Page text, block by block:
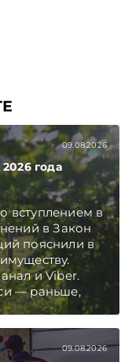
09.08.2026
года
вступлением в
в Закон
пояснили в
и Viber.
— раньше,
09.08.2026